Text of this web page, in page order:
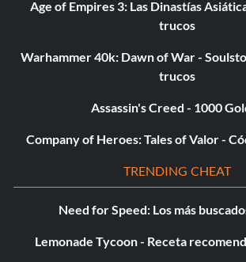
Age of Empires 3: Las Dinastías
trucos
Warhammer 40k: Dawn of War -
trucos
Assassin's Creed - 1000
Company of Heroes: Tales of Valor -
TRENDING CHEAT
Need for Speed: Los más
Lemonade Tycoon - Receta